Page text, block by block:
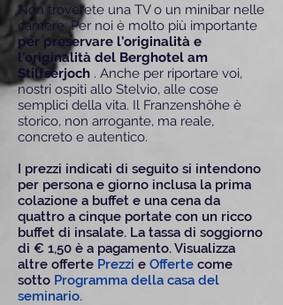
Non troverete una TV o un minibar nelle
camere. Per noi è molto più importante
per preservare l'originalità e
l'originalità del Berghotel am
Stilfserjoch . Anche per riportare voi,
nostri ospiti allo Stelvio, alle cose
semplici della vita. Il Franzenshöhe è
storico, non arrogante, ma reale,
concreto e autentico.
I prezzi indicati di seguito si intendono
per persona e giorno inclusa la prima
colazione a buffet e una cena da
quattro a cinque portate con un ricco
buffet di insalate. La tassa di soggiorno
di € 1,50 è a pagamento.Visualizza
altre offerte Prezzi e Offerte come
sotto Programma della casa del
seminario.